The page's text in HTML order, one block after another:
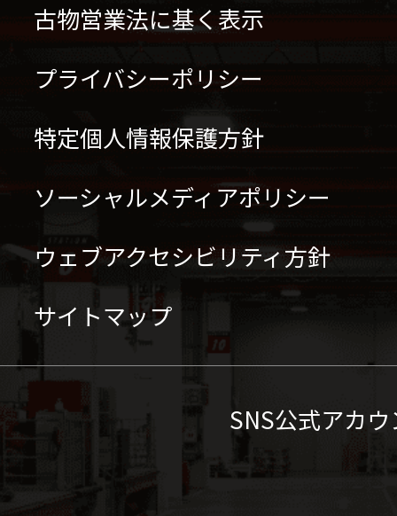
古物営業法に基く表示
プライバシーポリシー
特定個人情報保護方針
ソーシャルメディアポリシー
ウェブアクセシビリティ方針
サイトマップ
SNS公式アカ